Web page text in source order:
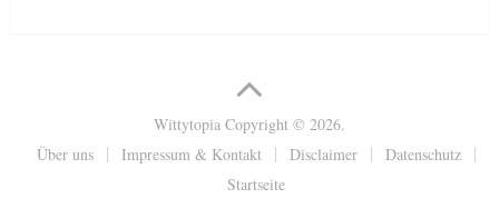
Wittytopia Copyright © 2026.
Über uns
Impressum & Kontakt Disclaimer
Datenschutz
Startseite